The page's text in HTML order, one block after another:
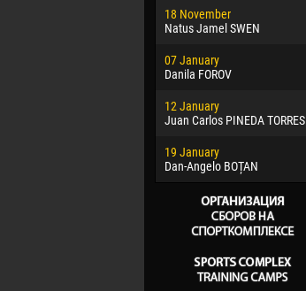
18 November
Natus Jamel SWEN
07 January
Danila FOROV
12 January
Juan Carlos PINEDA TORRES
19 January
Dan-Angelo BOȚAN